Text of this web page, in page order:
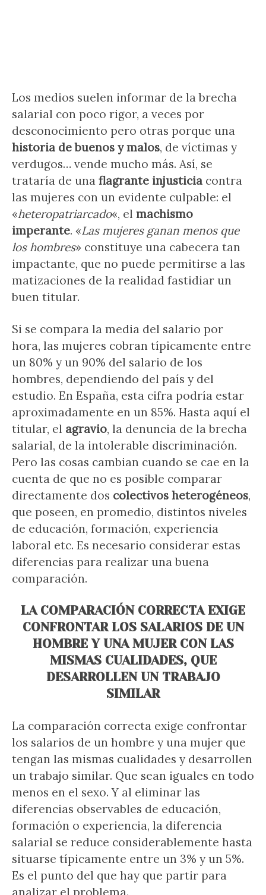
Los medios suelen informar de la brecha
salarial con poco rigor, a veces por
desconocimiento pero otras porque una
historia de buenos y malos, de víctimas y
verdugos… vende mucho más. Así, se
trataría de una flagrante injusticia contra
las mujeres con un evidente culpable: el
«heteropatriarcado«, el machismo
imperante. «Las mujeres ganan menos que
los hombres» constituye una cabecera tan
impactante, que no puede permitirse a las
matizaciones de la realidad fastidiar un
buen titular.
Si se compara la media del salario por
hora, las mujeres cobran típicamente entre
un 80% y un 90% del salario de los
hombres, dependiendo del país y del
estudio. En España, esta cifra podría estar
aproximadamente en un 85%. Hasta aquí el
titular, el agravio, la denuncia de la brecha
salarial, de la intolerable discriminación.
Pero las cosas cambian cuando se cae en la
cuenta de que no es posible comparar
directamente dos colectivos heterogéneos,
que poseen, en promedio, distintos niveles
de educación, formación, experiencia
laboral etc. Es necesario considerar estas
diferencias para realizar una buena
comparación.
LA COMPARACIÓN CORRECTA EXIGE
CONFRONTAR LOS SALARIOS DE UN
HOMBRE Y UNA MUJER CON LAS
MISMAS CUALIDADES, QUE
DESARROLLEN UN TRABAJO
SIMILAR
La comparación correcta exige confrontar
los salarios de un hombre y una mujer que
tengan las mismas cualidades y desarrollen
un trabajo similar. Que sean iguales en todo
menos en el sexo. Y al eliminar las
diferencias observables de educación,
formación o experiencia, la diferencia
salarial se reduce considerablemente hasta
situarse típicamente entre un 3% y un 5%.
Es el punto del que hay que partir para
analizar el problema.